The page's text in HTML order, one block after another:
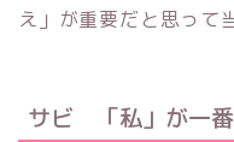
え」が重要だと思って
サビ 「私」が一番